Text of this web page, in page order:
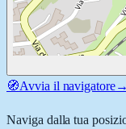
🧭Avvia il navigatore→
Naviga dalla tua